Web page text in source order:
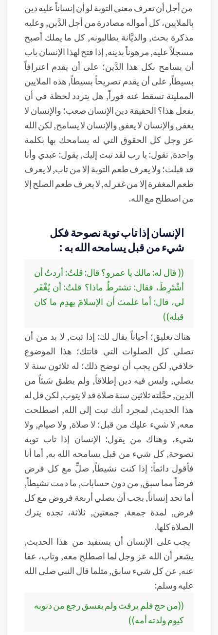
من أجل أن تعرف معنى التوبة لو أن إنساناً عليه دين
بالملايين، كل أمواله مصادرة من أجل الدَّين, وعليه
مذكرة بحث, والديَّانة يطالبونه, كل ما يملك أصبح
مسجلاً عليه, مرهوناً بدينه, إذا فتح لهذا الإنسان باب
أن يسامح بكل هذا الدَّين؛ على أن يقدم اعترافاً
بسيطاً, على أن يقدم تصريحاً بسيطاً, هذه الملايين
المملينة تسقط عنه فوراً, هل يتردد لحظة في أن
يفعل هذا؟ الحقيقة دين الإنسان صعب؛ والإنسان لا
يغفر, والإنسان لا يعفو, والإنسان لا يسامح, لكن الله
عز وجل كل الحقوق التي له يسامحك بها بكلمة
واحدة, تقول: يا رب لقد تبت إليك, يقول: عبدي وأنا
قد قبلت؛ ولا يعرف طعم التوبة إلا من تاب, لا يعرف
طعم المغفرة إلا من غفر له, لا يعرف طعم الصلح إلا
من اصطلح مع الله.
الإنسان إذا تاب توبة نصوحة فكل
شيء من قبل يسامحه الله به :
(( قال له: مالك يا عمرو؟ قال: قلتُ: أردتُ أن
أشْتَرِطَ، فقال: تشترطُ ماذا؟ قلتُ: أن يُغْفَر
لي، قال: أما علمتَ أن الإسلامَ يهدِم ما كان
قبله))
هناك تعليق؛ أحياناً يقال لك: إذا تبت, لا بد من أن
تصلي كل الصلوات التي فاتتك؛ هذا الموضوع
خلافي, لكن يجب أن نوضح ذلك؛ له ثلاثون سنة لا
يصلي, وليس فيه دين إطلاقاً, ولم يطبق شيئاً من
الدين, حمَّلته ثلاثين سنة صلاة قد لا يتوب, لكن قل له
هذا الحديث, لمجرد أنك تبت إلى الله, اصطلحت
معه, لا شيء عليك من قبل؛ لا صلاة, ولا صيام, ولا
شيء، وهناك من يقول: الإنسان إذا تاب توبة
نصوحة, كل شيء من قبل يسامحه الله به, أما أنا
فأقول دائماً: إذا كنت نشيطاً, صلِّ مع كل فرض
فرضاً مما سبق, من دون حسابات, ما دمت نشيطاً,
أما تجد إنساناً, يجب أن يصلي أربعة فروض مع كل
فرض, لمدة جمعة, جمعتين, ثلاثة، تجده يترك
الصلاة كلها.
يجب على الإنسان أن يستفيد من هذا الحديث,
يشعر أن الله عز وجل لما اصطلح معه, وتاب، عفا
عنه, عن كل شيء سابق, مثلما قال النبي صلى الله
عليه وسلم:
((من حج فلم يرفث ولم يفسق رجع من ذنوبه
كيوم ولدته أمه))